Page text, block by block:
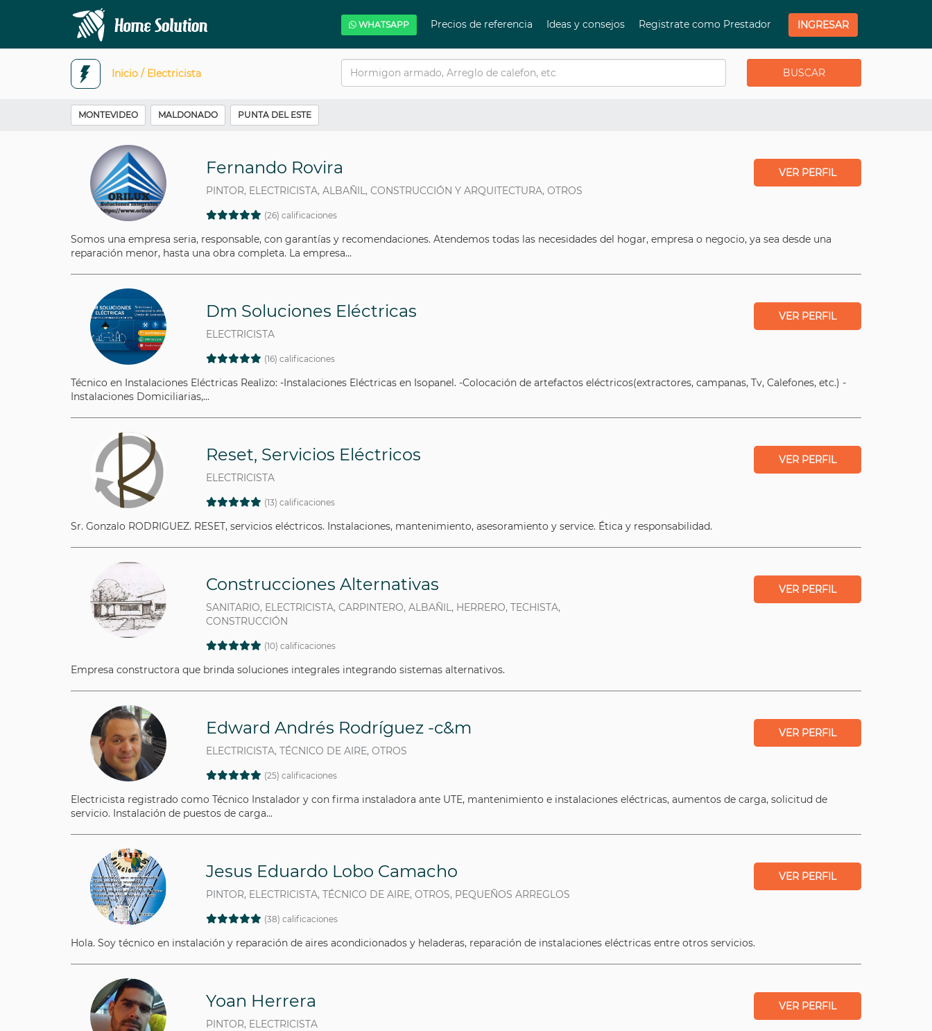
WHATSAPP Precios de referencia Ideas y consejos Registrate como Prestador INGRESAR
Inicio / Electricista
MONTEVIDEO MALDONADO PUNTA DEL ESTE
Fernando Rovira
PINTOR, ELECTRICISTA, ALBAÑIL, CONSTRUCCIÓN Y ARQUITECTURA, OTROS
(26) calificaciones
VER PERFIL
Somos una empresa seria, responsable, con garantías y recomendaciones. Atendemos todas las necesidades del hogar, empresa o negocio, ya sea desde una
reparación menor, hasta una obra completa. La empresa...
Dm Soluciones Eléctricas
ELECTRICISTA
(16) calificaciones
VER PERFIL
Técnico en Instalaciones Eléctricas Realizo: -Instalaciones Eléctricas en Isopanel. -Colocación de artefactos eléctricos(extractores, campanas, Tv, Calefones, etc.) -
Instalaciones Domiciliarias,...
Reset, Servicios Eléctricos
ELECTRICISTA
(13) calificaciones
VER PERFIL
Sr. Gonzalo RODRIGUEZ. RESET, servicios eléctricos. Instalaciones, mantenimiento, asesoramiento y service. Ética y responsabilidad.
Construcciones Alternativas
SANITARIO, ELECTRICISTA, CARPINTERO, ALBAÑIL, HERRERO, TECHISTA,
CONSTRUCCIÓN
(10) calificaciones
VER PERFIL
Empresa constructora que brinda soluciones integrales integrando sistemas alternativos.
Edward Andrés Rodríguez -c&m
ELECTRICISTA, TÉCNICO DE AIRE, OTROS
(25) calificaciones
VER PERFIL
Electricista registrado como Técnico Instalador y con firma instaladora ante UTE, mantenimiento e instalaciones eléctricas, aumentos de carga, solicitud de
servicio. Instalación de puestos de carga...
Jesus Eduardo Lobo Camacho
PINTOR, ELECTRICISTA, TÉCNICO DE AIRE, OTROS, PEQUEÑOS ARREGLOS
(38) calificaciones
VER PERFIL
Hola. Soy técnico en instalación y reparación de aires acondicionados y heladeras, reparación de instalaciones eléctricas entre otros servicios.
Yoan Herrera
PINTOR, ELECTRICISTA
VER PERFIL